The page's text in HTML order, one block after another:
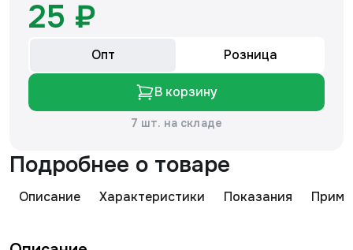
25 ₽
Опт Розница
В корзину
7 шт. на складе
Подробнее о товаре
Описание Характеристики Показания